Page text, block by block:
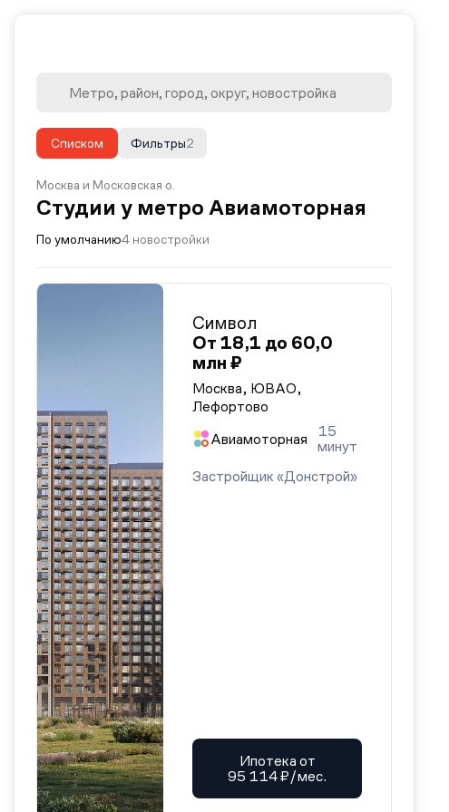
Списком 2
Фильтры
Москва и Московская о.
Студии у метро Авиамоторная
По умолчанию4 новостройки
Символ
От 18,1 до 60,0
млн ₽
Москва, ЮВАО,
Лефортово
Авиамоторная
15
минут
Застройщик «Донстрой»
Ипотека от
95 114 ₽/мес.